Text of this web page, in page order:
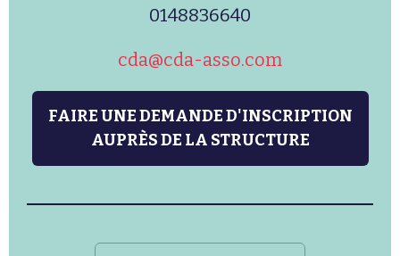
0148836640
cda@cda-asso.com
FAIRE UNE DEMANDE D'INSCRIPTION
AUPRÈS DE LA STRUCTURE